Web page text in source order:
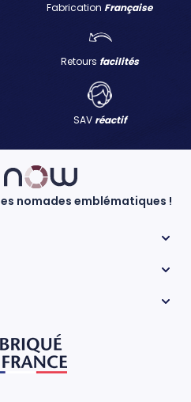
Fabrication Française
Retours facilités
SAVréactif
nomades emblématiques !